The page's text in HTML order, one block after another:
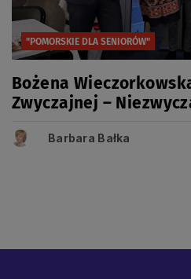
"POMORSKIE DLA SENIORÓW"
Bożena
Zwyczajnej –
Barbara Bałka